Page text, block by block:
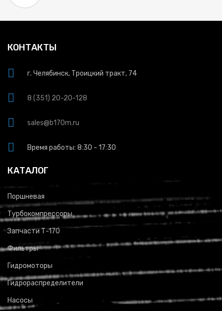
КОНТАКТЫ
г. Челябинск, Троицкий тракт, 74
8 (351) 20-20-128
sales@b170m.ru
Время работы: 8:30 - 17:30
КАТАЛОГ
Поршневая
Турбокомпрессоры
Запчасти Т-170
Фильтры
Гидромоторы
Гидрораспределители
Насосы